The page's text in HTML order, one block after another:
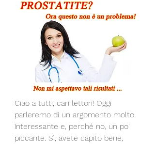
Ciao a tutti, cari lettori! Oggi
parleremo di un argomento molto
interessante e, perché no, un po'
piccante. Sì, avete capito bene,